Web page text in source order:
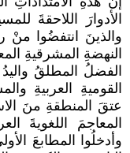
الأدوارَ اللاحقةَ
والذينَ انتفضُوا منْ
النهضةِ المشرقيةِ
الفضلُ المطلقُ
القوميةِ العربيةِ
عتقَ المنطقةِ منَ
المعاجمَ اللغويةَ
وأدخلُوا المطابعَ